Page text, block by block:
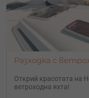
Разходка с
Открий красотата на
ветроходна яхта!